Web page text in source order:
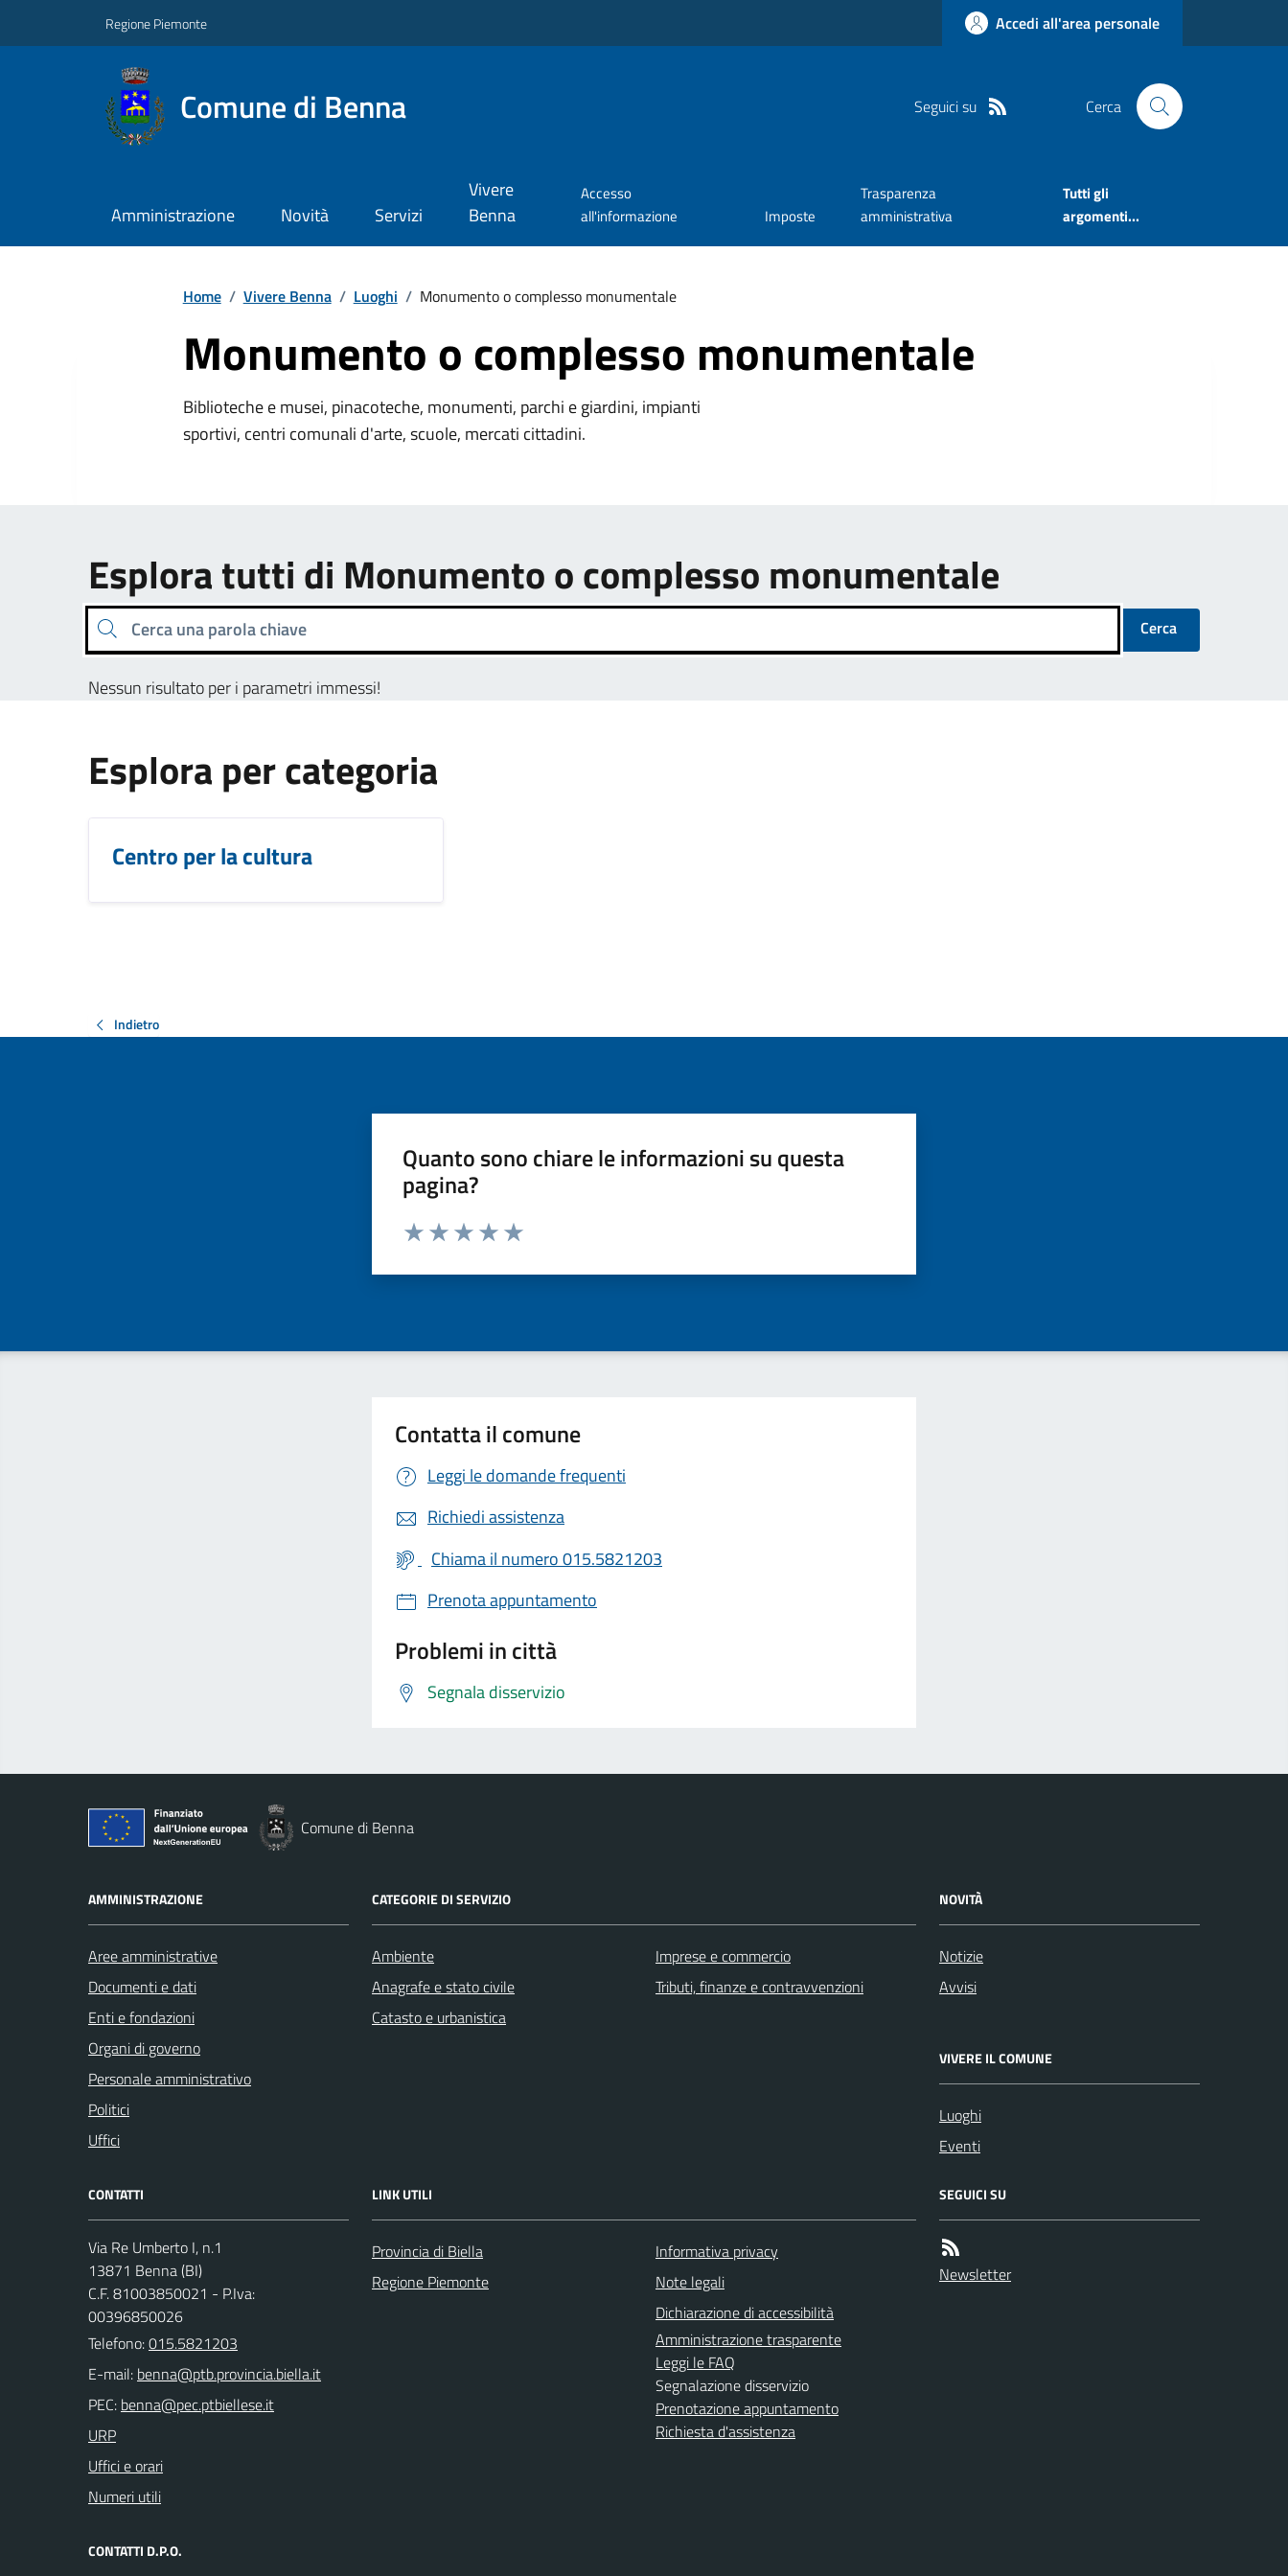
Regione Piemonte Accedi all'area personale
Comune di Benna Seguici su Cerca
Amministrazione Novità Servizi
Vivere
Benna
Accesso
all'informazione
Imposte
Trasparenza
amministrativa
Tutti gli
argomenti...
Home / Vivere Benna / Luoghi / Monumento o complesso monumentale
Monumento o complesso monumentale
Biblioteche e musei, pinacoteche, monumenti, parchi e giardini, impianti
sportivi, centri comunali d'arte, scuole, mercati cittadini.
Esplora tutti di Monumento o complesso monumentale
Cerca una parola chiave Cerca
Nessun risultato per i parametri immessi!
Esplora per categoria
Centro per la cultura
Indietro
Quanto sono chiare le informazioni su questa
pagina?
Valuta da 1 a 5 stelle la pagina
Contatta il comune
Leggi le domande frequenti
Richiedi assistenza
Chiama il numero 015.5821203
Prenota appuntamento
Problemi in città
Segnala disservizio
Comune di Benna
AMMINISTRAZIONE
Aree amministrative
Documenti e dati
Enti e fondazioni
Organi di governo
Personale amministrativo
Politici
Uffici
CATEGORIE DI SERVIZIO
Ambiente
Anagrafe e stato civile
Catasto e urbanistica
Imprese e commercio
Tributi, finanze e contravvenzioni
NOVITÀ
Notizie
Avvisi
VIVERE IL COMUNE
Luoghi
Eventi
CONTATTI
Via Re Umberto I, n.1
13871 Benna (BI)
C.F. 81003850021 - P.Iva:
00396850026
Telefono:015.5821203
E-mail:
PEC:
URP
Uffici e orari
Numeri utili
CONTATTI D.P.O.
LINK UTILI
Provincia di Biella
Regione Piemonte
Informativa privacy
Note legali
Dichiarazione di accessibilità
Amministrazione trasparente
Leggi le FAQ
Segnalazione disservizio
Prenotazione appuntamento
Richiesta d'assistenza
SEGUICI SU
Newsletter